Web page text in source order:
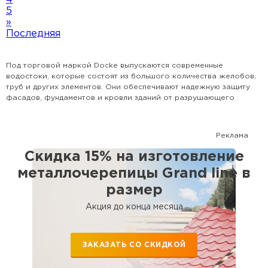
5
»
Последняя
Под торговой маркой Docke выпускаются современные
водостоки, которые состоят из большого количества желобов,
труб и других элементов. Они обеспечивают надежную защиту
фасадов, фундаментов и кровли зданий от разрушающего
Крупнооптовым клиентам мы предлагаем скидки, а для
привлечения розничных клиентов проводим выгодные акции.
Водосточные системы от производителя Docke имеют такие
технические характеристики:
цветовая палитра — гранат, графит, шоколад, пломбир;
материал изготовления — пластик и металл;
Пластиковые водостоки Docke имеют небольшой вес и
Реклама
Скидка 15% на изготовление
металлочерепицы Grand line в
размер
Акция до конца месяца
ЗАКАЗАТЬ СО СКИДКОЙ